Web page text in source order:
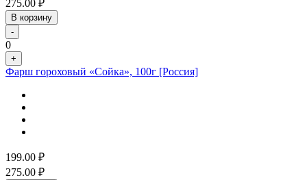
275.00 ₽
В корзину
-
0
+
Фарш гороховый «Сойка», 100г [Россия]
199.00 ₽
275.00 ₽